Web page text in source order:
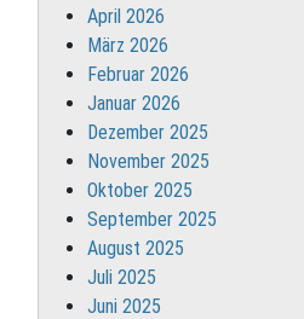
April 2026
März 2026
Februar 2026
Januar 2026
Dezember 2025
November 2025
Oktober 2025
September 2025
August 2025
Juli 2025
Juni 2025